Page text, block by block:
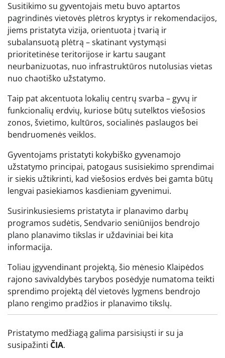
Susitikimo su gyventojais metu buvo aptartos
pagrindinės vietovės plėtros kryptys ir rekomendacijos,
jiems pristatyta vizija, orientuota į tvarią ir
subalansuotą plėtrą – skatinant vystymąsi
prioritetinėse teritorijose ir kartu saugant
neurbanizuotas, nuo infrastruktūros nutolusias vietas
nuo chaotiško užstatymo.
Taip pat akcentuota lokalių centrų svarba – gyvų ir
funkcionalių erdvių, kuriose būtų sutelktos viešosios
zonos, švietimo, kultūros, socialinės paslaugos bei
bendruomenės veiklos.
Gyventojams pristatyti kokybiško gyvenamojo
užstatymo principai, patogaus susisiekimo sprendimai
ir siekis užtikrinti, kad viešosios erdvės bei gamta būtų
lengvai pasiekiamos kasdieniam gyvenimui.
Susirinkusiesiems pristatyta ir planavimo darbų
programos sudėtis, Sendvario seniūnijos bendrojo
plano planavimo tikslas ir uždaviniai bei kita
informacija.
Toliau įgyvendinant projektą, šio mėnesio Klaipėdos
rajono savivaldybės tarybos posėdyje numatoma teikti
sprendimo projektą dėl vietovės lygmens bendrojo
plano rengimo pradžios ir planavimo tikslų.
Pristatymo medžiagą galima parsisiųsti ir su ja
susipažinti ČIA.